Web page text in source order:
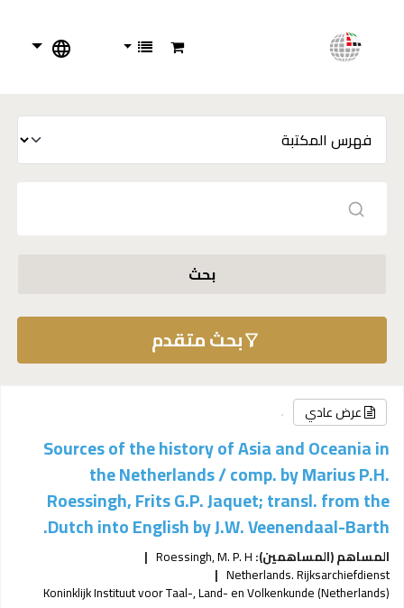
بحث
بحث متقدم
عرض عادي
Sources of the history of Asia and Oceania in
the Netherlands /comp. by Marius P.H.
Roessingh, Frits G.P. Jaquet; transl. from the
Dutch into English by J.W. Veenendaal-Barth.
المساهم (المساهمين):Roessingh, M. P. H
Netherlands. Rijksarchiefdienst
Koninklijk Instituut voor Taal-, Land- en Volkenkunde (Netherlands)